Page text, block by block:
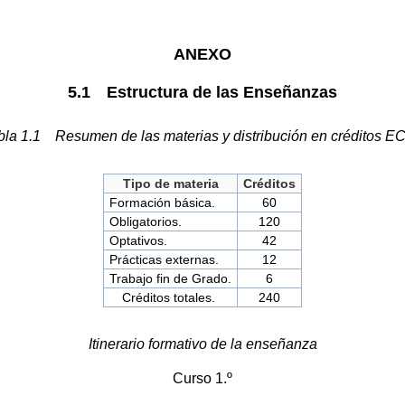
ANEXO
5.1 Estructura de las Enseñanzas
1.1 Resumen de las materias y distribución en créditos
Tipo de materia
Créditos
Formación básica.
60
Obligatorios.
120
Optativos.
42
Prácticas externas.
12
Trabajo fin de Grado.
6
Créditos totales.
240
Itinerario formativo de la enseñanza
Curso 1.º